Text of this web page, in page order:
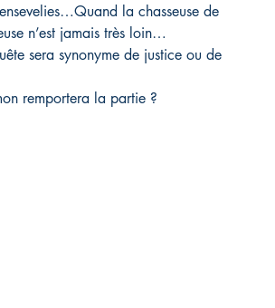
la chasseuse de
n’est jamais très loin…
sera synonyme de justice ou de
remportera la partie ?